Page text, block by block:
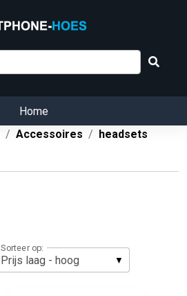
Home
Accessoires
headsets
Sorteer op: